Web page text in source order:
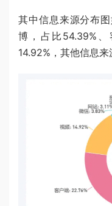
其中信息来源分布
博，占比54.39%
14.92%，其他信息来